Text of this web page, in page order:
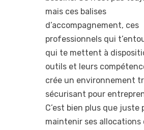
mais ces balises
d’accompagnement, ces
professionnels qui
qui te mettent à
outils et leurs
crée un environnement
sécurisant pour
C’est bien plus que juste
maintenir ses allocations